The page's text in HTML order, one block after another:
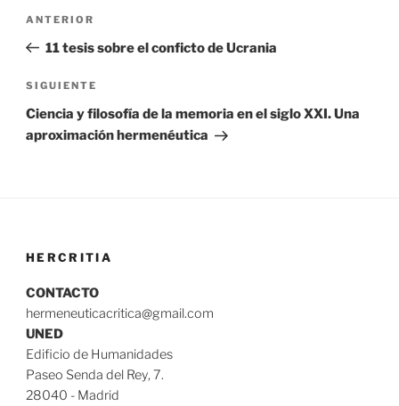
Navegación
entradas
Entrada
anterior:
ANTERIOR
11 tesis sobre el conficto de Ucrania
Siguiente
entrada
SIGUIENTE
Ciencia y filosofía de la memoria en el siglo XXI. Una
aproximación hermenéutica
HERCRITIA
CONTACTO
hermeneuticacritica@gmail.com
UNED
Edificio de Humanidades
Paseo Senda del Rey, 7.
28040 - Madrid